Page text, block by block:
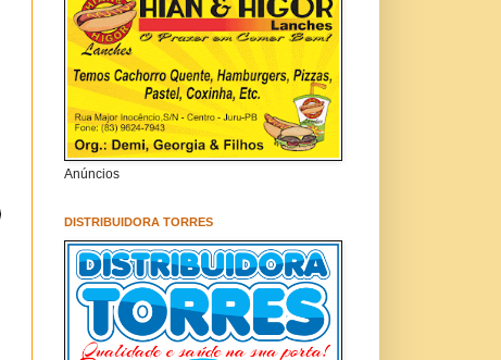
Anúncios
DISTRIBUIDORA TORRES